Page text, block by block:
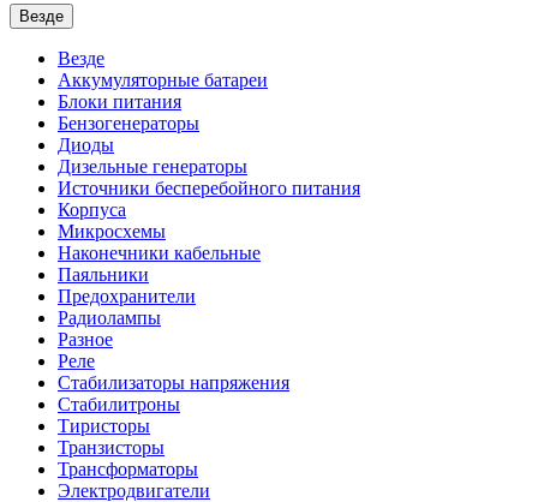
Везде
Везде
Аккумуляторные батареи
Блоки питания
Бензогенераторы
Диоды
Дизельные генераторы
Источники бесперебойного питания
Корпуса
Микросхемы
Наконечники кабельные
Паяльники
Предохранители
Радиолампы
Разное
Реле
Стабилизаторы напряжения
Стабилитроны
Тиристоры
Транзисторы
Трансформаторы
Электродвигатели